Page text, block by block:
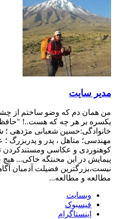
مدیر سایت
من همان دم که وضو ساختم از
یکسره بر هر چه که هست..! "حافظ"
خانوادگی:حسین شعبانی مژدهی ؛
مهندسی؛ متاهل ، پدر و پدربزرگ
کوهنوردی و عکاسی ومستندکردن
پیمایش در این محنتگه خاکی...
نیست،بزرگترین فضیلت آدمیان
مطالعه و مطالعه...
وبسایت
فیسبوک
اینستاگرام